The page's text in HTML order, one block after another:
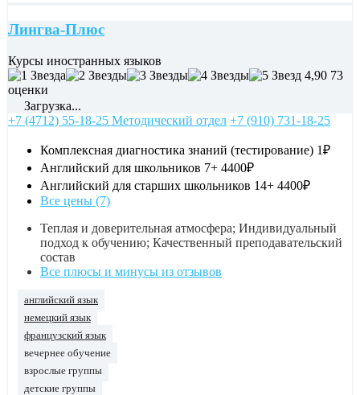
Лингва-Плюс
Курсы иностранных языков
4,90 73
оценки
Загрузка...
+7 (4712) 55-18-25 Методический отдел +7 (910) 731-18-25
Комплексная диагностика знаний (тестирование) 1₽
Английский для школьников 7+ 4400₽
Английский для старших школьников 14+ 4400₽
Все цены (7)
Теплая и доверительная атмосфера; Индивидуальный
подход к обучению; Качественный преподавательский
состав
Все плюсы и минусы из отзывов
английский язык
немецкий язык
французский язык
вечернее обучение
взрослые группы
детские группы